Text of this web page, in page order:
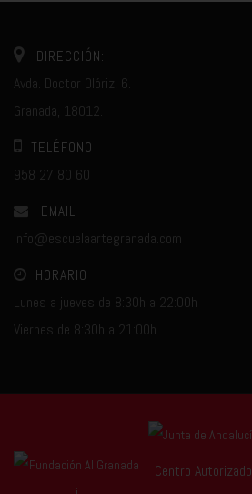
DIRECCIÓN:
Avda. Doctor Olóriz, 6.
Granada, 18012.
TELÉFONO
958 27 80 60
EMAIL
info@escuelaartegranada.com
HORARIO
Lunes a jueves de 8:30h a 22:00h
Viernes de 8:30h a 21:00h
Centro Autorizado